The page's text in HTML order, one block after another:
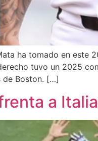
ha tomado en este
tuvo un 2025
de Boston. […]
a